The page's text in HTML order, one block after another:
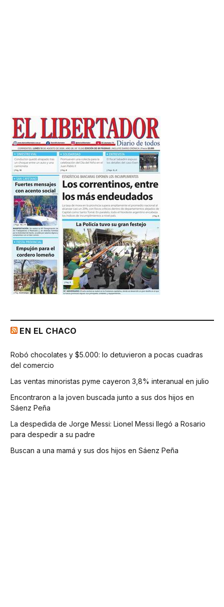
EN EL CHACO
Robó chocolates y $5.000: lo detuvieron a pocas cuadras
del comercio
Las ventas minoristas pyme cayeron 3,8% interanual en julio
Encontraron a la joven buscada junto a sus dos hijos en
Sáenz Peña
La despedida de Jorge Messi: Lionel Messi llegó a Rosario
para despedir a su padre
Buscan a una mamá y sus dos hijos en Sáenz Peña